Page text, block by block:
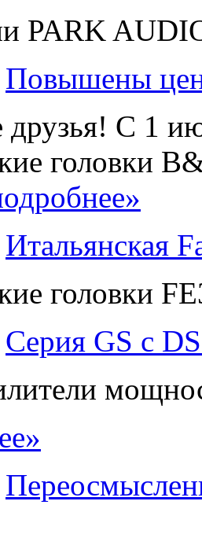
PARK
Повышены
друзья! С 1
головки
Итальянская
головки
Серия GS с